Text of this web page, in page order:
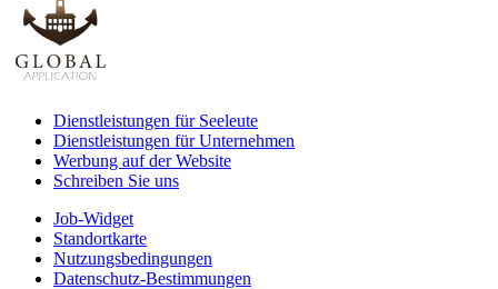
Dienstleistungen für Seeleute
Dienstleistungen für Unternehmen
Werbung auf der Website
Schreiben Sie uns
Job-Widget
Standortkarte
Nutzungsbedingungen
Datenschutz-Bestimmungen